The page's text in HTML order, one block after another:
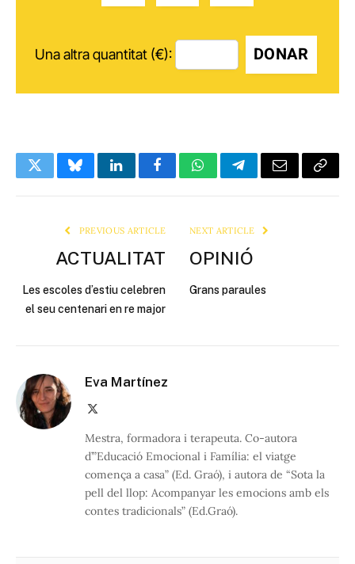
Una altra quantitat (€): DONAR
TwitterBlueskyLinkedInFacebookWhatsAppTelegramEmail Copy
PREVIOUS ARTICLE
ACTUALITAT
Les escoles d’estiu celebren
el seu centenari en re major
NEXT ARTICLE
OPINIÓ
Grans paraules
Eva Martínez
Mestra, formadora i terapeuta. Co-autora
d’”Educació Emocional i Família: el viatge
comença a casa” (Ed. Graó), i autora de “Sota la
pell del llop: Acompanyar les emocions amb els
contes tradicionals” (Ed.Graó).